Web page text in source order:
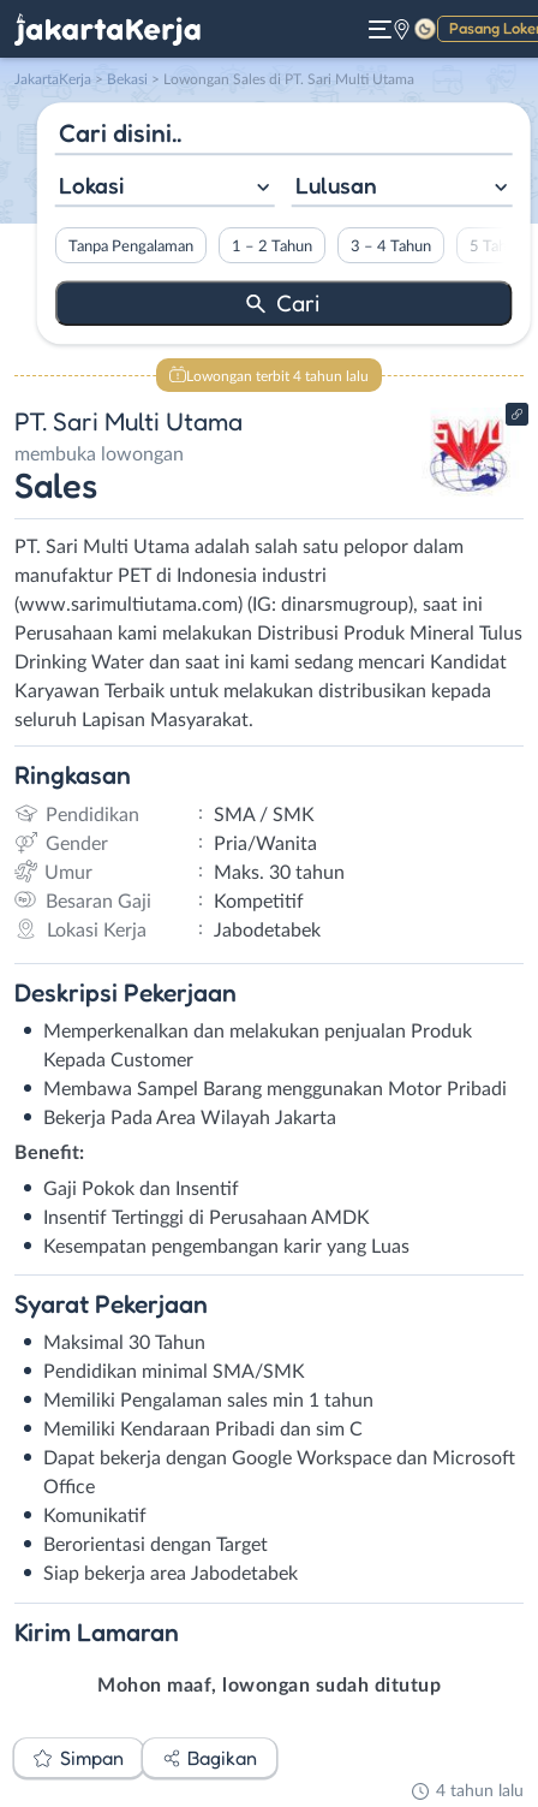
Pasang
Gelap
JakartaKerja > Bekasi > Lowongan Sales di PT. Sari Multi Utama
Lokasi Lulusan
Tanpa Pengalaman 1 – 2 Tahun 3 – 4 Tahun 5 Tahun
Lowongan terbit 4 tahun lalu
PT. Sari Multi Utama
membuka lowongan
Sales
PT. Sari Multi Utama adalah salah satu pelopor dalam
manufaktur PET di Indonesia industri
(www.sarimultiutama.com) (IG: dinarsmugroup), saat ini
Perusahaan kami melakukan Distribusi Produk Mineral Tulus
Drinking Water dan saat ini kami sedang mencari Kandidat
Karyawan Terbaik untuk melakukan distribusikan kepada
seluruh Lapisan Masyarakat.
Ringkasan
Pendidikan :
SMA / SMK
Gender
:
Pria/Wanita
Umur
:
Maks. 30 tahun
Besaran Gaji
:
Kompetitif
Lokasi Kerja
: Jabodetabek
Deskripsi Pekerjaan
Memperkenalkan dan melakukan penjualan Produk
Kepada Customer
Membawa Sampel Barang menggunakan Motor Pribadi
Bekerja Pada Area Wilayah Jakarta
Benefit:
Gaji Pokok dan Insentif
Insentif Tertinggi di Perusahaan AMDK
Kesempatan pengembangan karir yang Luas
Syarat Pekerjaan
Maksimal 30 Tahun
Pendidikan minimal SMA/SMK
Memiliki Pengalaman sales min 1 tahun
Memiliki Kendaraan Pribadi dan sim C
Dapat bekerja dengan Google Workspace dan Microsoft
Office
Komunikatif
Berorientasi dengan Target
Siap bekerja area Jabodetabek
Kirim Lamaran
Mohon maaf, lowongan sudah ditutup
Simpan Bagikan
4 tahun lalu